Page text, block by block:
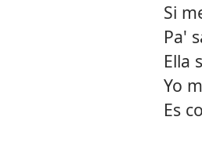
Si
Pa'
Ella
Yo
Es